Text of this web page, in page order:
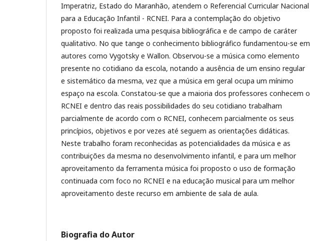
Imperatriz, Estado do Maranhão, atendem o Referencial Curricular Nacional
para a Educação Infantil - RCNEI. Para a contemplação do objetivo
proposto foi realizada uma pesquisa bibliográfica e de campo de caráter
qualitativo. No que tange o conhecimento bibliográfico fundamentou-se em
autores como Vygotsky e Wallon. Observou-se a música como elemento
presente no cotidiano da escola, notando a ausência de um ensino regular
e sistemático da mesma, vez que a música em geral ocupa um mínimo
espaço na escola. Constatou-se que a maioria dos professores conhecem o
RCNEI e dentro das reais possibilidades do seu cotidiano trabalham
parcialmente de acordo com o RCNEI, conhecem parcialmente os seus
princípios, objetivos e por vezes até seguem as orientações didáticas.
Neste trabalho foram reconhecidas as potencialidades da música e as
contribuições da mesma no desenvolvimento infantil, e para um melhor
aproveitamento da ferramenta música foi proposto o uso de formação
continuada com foco no RCNEI e na educação musical para um melhor
aproveitamento deste recurso em ambiente de sala de aula.
Biografia do Autor